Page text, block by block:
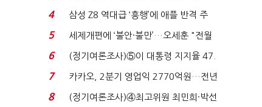
로이터에 성명...
4
삼성 Z8 역대급 ‘흥행’에 애플 반격 주
목…9월 ‘폴...
5
세제개편에 ‘불안·불만’…오세훈 "전월
세 구하기 더 ...
6
(정기여론조사)⑤이 대통령 지지율 47.
7%…일주일 만에 ...
7
카카오, 2분기 영업익 2770억원…전년
비 36% 증가...
8
(정기여론조사)④최고위원 최민희·박선